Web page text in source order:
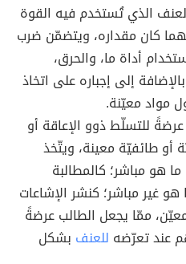
الذي تُستخدم فيه القوة
كان مقداره، ويتضمّن ضرب
أداة ما، والحرق،
إلى إجباره على اتخاذ
مواد معيّنة.
عرضةً للتسلّط ذوو الإعاقة أو
أو طائفيّة معينة، ويتّخذ
هو مباشر؛ كالمطالبة
هو غير مباشر؛ كنشر الإشاعات
معيّن، ممّا يجعل الطالب عرضةً
عند تعرّضه للعنف بشكل